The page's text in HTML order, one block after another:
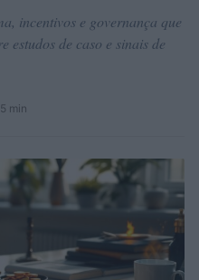
incentivos e governança que
estudos de caso e sinais de
5 min